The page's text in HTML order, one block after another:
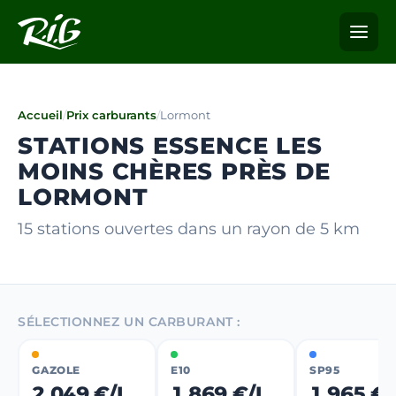
Accueil/Prix carburants/Lormont
STATIONS ESSENCE LES
MOINS CHÈRES PRÈS DE
LORMONT
15 stations ouvertes dans un rayon de 5 km
SÉLECTIONNEZ UN CARBURANT :
GAZOLE E10 SP95